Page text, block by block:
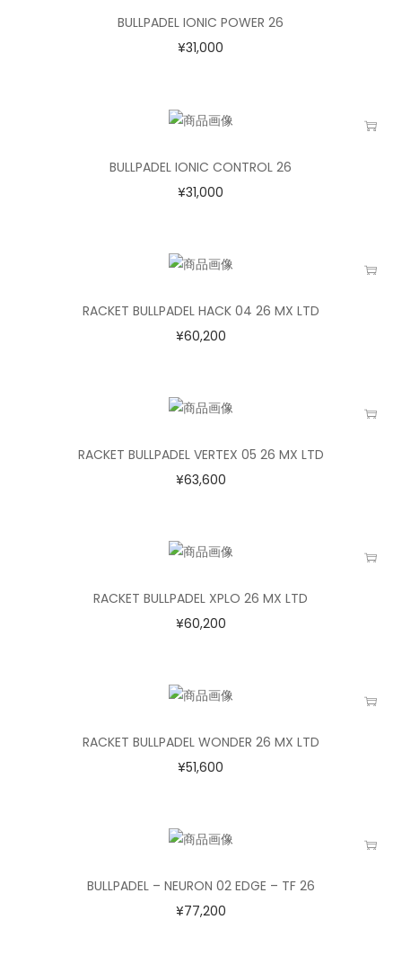
BULLPADEL IONIC POWER 26
¥31,000
BULLPADEL IONIC CONTROL 26
¥31,000
RACKET BULLPADEL HACK 04 26 MX LTD
¥60,200
RACKET BULLPADEL VERTEX 05 26 MX LTD
¥63,600
RACKET BULLPADEL XPLO 26 MX LTD
¥60,200
RACKET BULLPADEL WONDER 26 MX LTD
¥51,600
BULLPADEL – NEURON 02 EDGE – TF 26
¥77,200